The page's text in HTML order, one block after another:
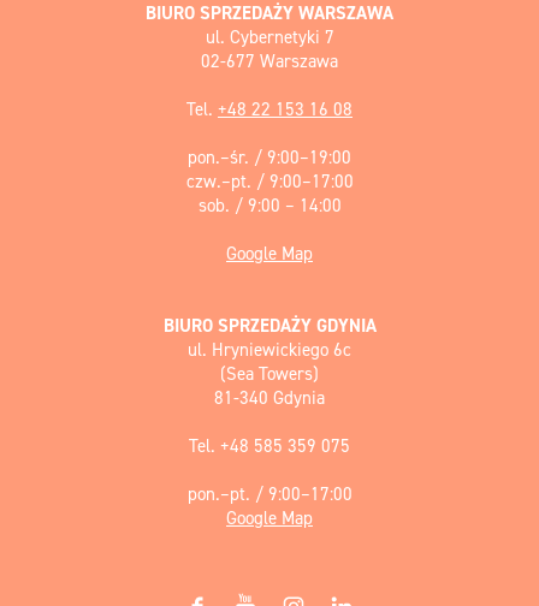
BIURO SPRZEDAŻY WARSZAWA
ul. Cybernetyki 7
02-677 Warszawa
Tel. +48 22 153 16 08
pon.–śr. / 9:00–19:00
czw.–pt. / 9:00–17:00
sob. / 9:00 – 14:00
Google Map
BIURO SPRZEDAŻY GDYNIA
ul. Hryniewickiego 6c
(Sea Towers)
81-340 Gdynia
Tel. +48 585 359 075
pon.–pt. / 9:00–17:00
Google Map